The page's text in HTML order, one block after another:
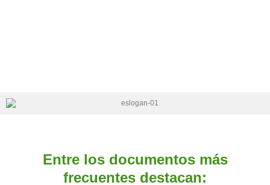
Entre los documentos más
frecuentes destacan: